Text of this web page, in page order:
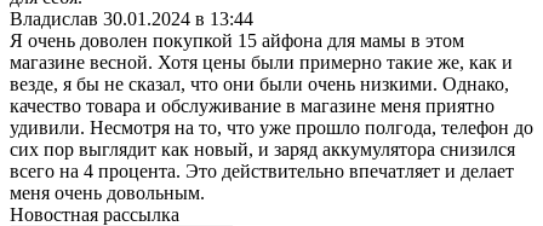
Владислав 30.01.2024 в 13:44
Я очень доволен покупкой 15 айфона для мамы в этом
магазине весной. Хотя цены были примерно такие же, как и
везде, я бы не сказал, что они были очень низкими. Однако,
качество товара и обслуживание в магазине меня приятно
удивили. Несмотря на то, что уже прошло полгода, телефон до
сих пор выглядит как новый, и заряд аккумулятора снизился
всего на 4 процента. Это действительно впечатляет и делает
меня очень довольным.
Новостная рассылка